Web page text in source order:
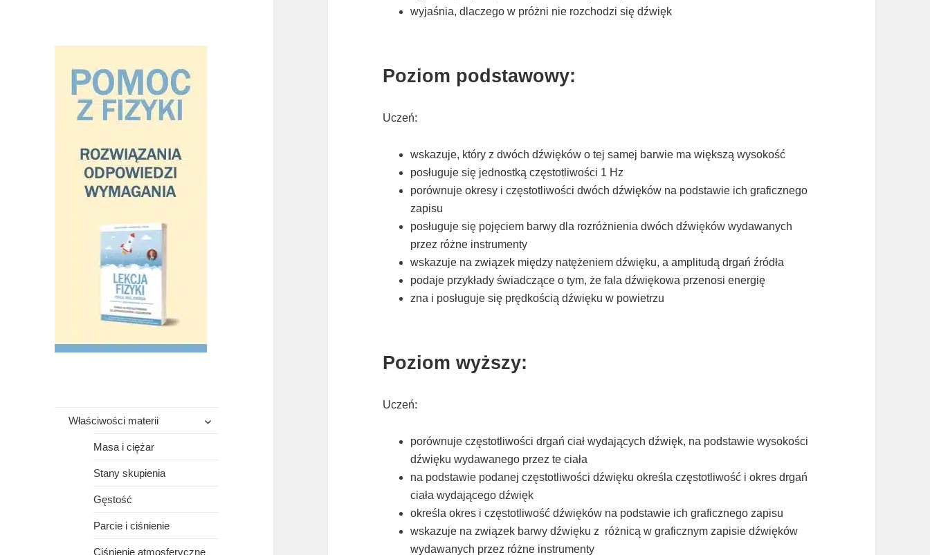
Właściwości materii
rozwiń
Masa i ciężar
Stany skupienia
Gęstość
Parcie i ciśnienie
Ciśnienie atmosferyczne
wyjaśnia, dlaczego w próżni nie rozchodzi się dźwięk
Poziom podstawowy:
Uczeń:
wskazuje, który z dwóch dźwięków o tej samej barwie ma większą wysokość
posługuje się jednostką częstotliwości 1 Hz
porównuje okresy i częstotliwości dwóch dźwięków na podstawie ich graficznego
zapisu
posługuje się pojęciem barwy dla rozróżnienia dwóch dźwięków wydawanych
przez różne instrumenty
wskazuje na związek między natężeniem dźwięku, a amplitudą drgań źródła
podaje przykłady świadczące o tym, że fala dźwiękowa przenosi energię
zna i posługuje się prędkością dźwięku w powietrzu
Poziom wyższy:
Uczeń:
porównuje częstotliwości drgań ciał wydających dźwięk, na podstawie wysokości
dźwięku wydawanego przez te ciała
na podstawie podanej częstotliwości dźwięku określa częstotliwość i okres drgań
ciała wydającego dźwięk
określa okres i częstotliwość dźwięków na podstawie ich graficznego zapisu
wskazuje na związek barwy dźwięku z różnicą w graficznym zapisie dźwięków
wydawanych przez różne instrumenty